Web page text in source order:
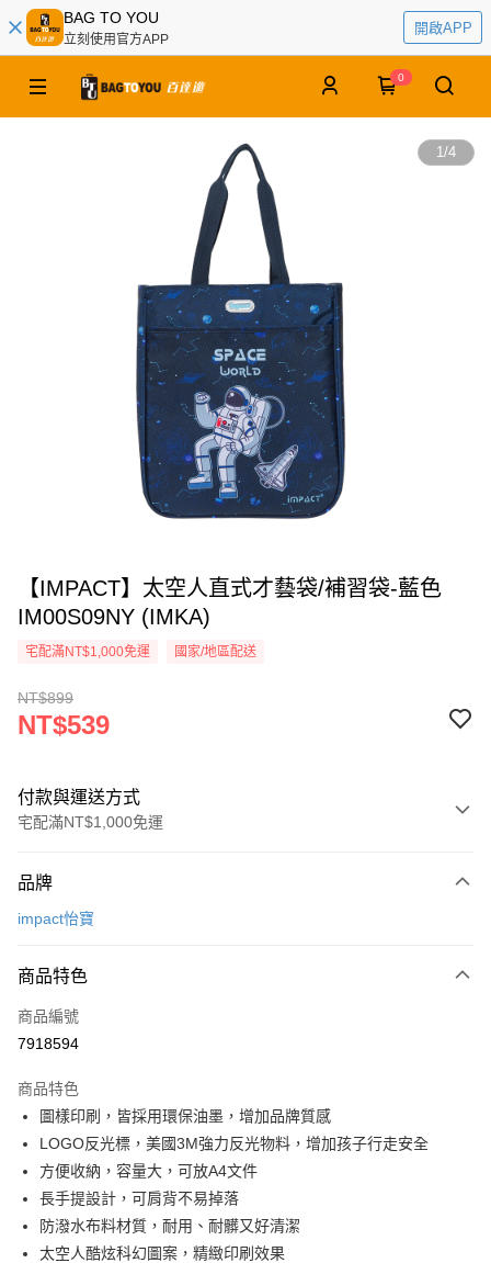
BAG TO YOU
立刻使用官方APP
開啟APP
0
1/4
【IMPACT】太空人直式才藝袋/補習袋-藍色
IM00S09NY (IMKA)
宅配滿NT$1,000免運 國家/地區配送
NT$899
NT$539
付款與運送方式
宅配滿NT$1,000免運
信用卡一次付款
3 期 0 利率 每期
合作金庫商業銀行
上海商業儲蓄銀行
臺灣中小企業銀行
匯豐（台灣）商業銀行
華泰商業銀行
聯邦商業銀行
遠東國際商業銀行
元大商業銀行
玉山商業銀行
台灣樂天信用卡公司
合作金庫商業銀行
上海商業儲蓄銀行
國泰世華商業銀行
兆豐國際商業銀行
匯豐（台灣）商業銀行
華泰商業銀行
聯邦商業銀行
元大商業銀行
玉山商業銀行
星展（台灣）商業銀行
台新國際商業銀行
中國信託商業銀行
LINE Pay
Apple Pay
街口支付
悠遊付
Google Pay
大哥付你分期
品牌
impact怡寶
商品特色
商品編號
7918594
商品特色
圖樣印刷，皆採用環保油墨，增加品牌質感
LOGO反光標，美國3M強力反光物料，增加孩子行走安全
方便收納，容量大，可放A4文件
長手提設計，可肩背不易掉落
防潑水布料材質，耐用、耐髒又好清潔
太空人酷炫科幻圖案，精緻印刷效果